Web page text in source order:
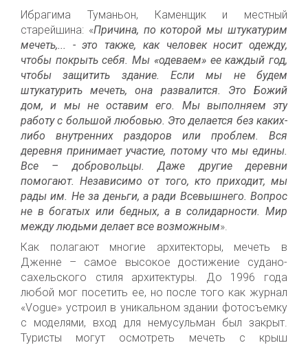
Ибрагима Туманьон, Каменщики местный
старейшина: «Причина, по которой мы штукатурим
мечеть,... - это также, как человек носит одежду,
чтобы покрыть себя. Мы «одеваем» еекаждый год,
чтобы защитить здание. Если мы не будем
штукатурить мечеть, она развалится. Это Божий
дом, и мы не оставим его. Мы выполняем эту
работу с большой любовью. Это делается без каких-
либо внутренних раздоров или проблем. Вся
деревня принимает участие, потому что мы едины.
Все – добровольцы. Даже другие деревни
помогают. Независимо от того, кто приходит, мы
рады им. Не за деньги, а ради Всевышнего. Вопрос
не в богатых или бедных, а в солидарности. Мир
между людьми делает все возможным».
Как полагают многие архитекторы, мечеть в
Дженне – самое высокое достижение судано-
сахельского стиля архитектуры Д о 1996 года
любой мог посетить ее, но после того как журнал
«Vogue» устроил в уникальном здании фотосъемку
с моделями, вход для немусульман был закрыт.
Туристы могут осмотреть мечеть с крыш